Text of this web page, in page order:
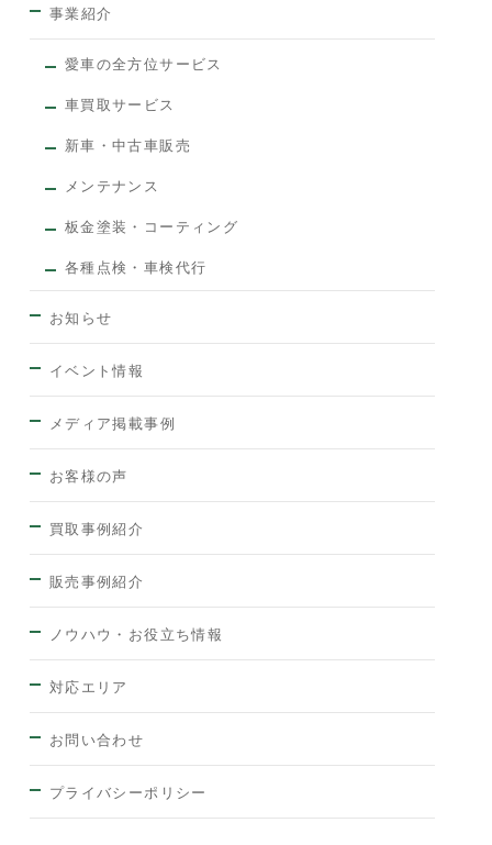
事業紹介
愛車の全方位サービス
車買取サービス
新車・中古車販売
メンテナンス
板金塗装・コーティング
各種点検・車検代行
お知らせ
イベント情報
メディア掲載事例
お客様の声
買取事例紹介
販売事例紹介
ノウハウ・お役立ち情報
対応エリア
お問い合わせ
プライバシーポリシー